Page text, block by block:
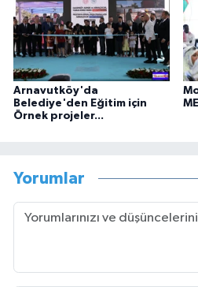
Arnavutköy'da
Belediye'den Eğitim için
Örnek projeler...
Yorumlar